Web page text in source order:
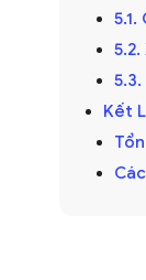
Kết